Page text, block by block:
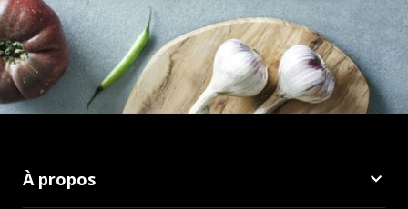
À propos